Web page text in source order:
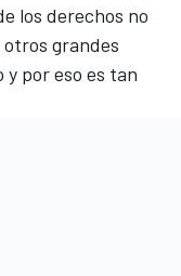
los derechos no
otros grandes
por eso es tan